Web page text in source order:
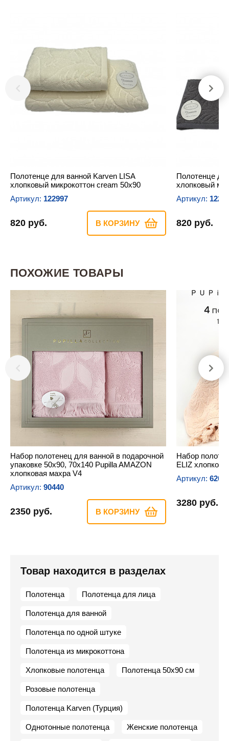
Полотенце для ванной Karven LISA
хлопковый микрокоттон сream 50х90
Артикул: 122997
820 руб. В КОРЗИНУ
Полотенце
хлопковый
Артикул:
820 руб.
ПОХОЖИЕ ТОВАРЫ
Набор полотенец для ванной в подарочной
упаковке 50х90, 70х140 Pupilla AMAZON
хлопковая махра V4
Артикул: 90440
2350 руб. В КОРЗИНУ
Набор
ELIZ
Артикул:
3280 руб.
Товар находится в разделах
Полотенца Полотенца для лица
Полотенца для ванной
Полотенца по одной штуке
Полотенца из микрокоттона
Хлопковые полотенца Полотенца 50х90 см
Розовые полотенца
Полотенца Karven (Турция)
Однотонные полотенца Женские полотенца